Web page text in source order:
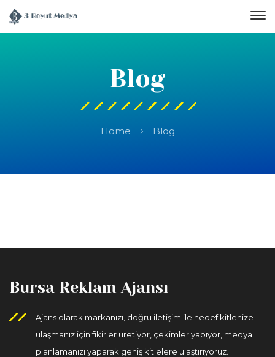
Blog
Home Blog
Bursa Reklam Ajansı
Ajans olarak markanızı, doğru iletişim ile hedef kitlenize
ulaşmanız için fikirler üretiyor, çekimler yapıyor, medya
planlamanızı yaparak geniş kitlelere ulaştırıyoruz.